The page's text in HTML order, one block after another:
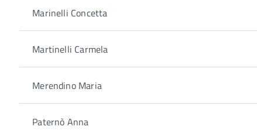
Marinelli Concetta
Martinelli Carmela
Merendino Maria
Paternò Anna